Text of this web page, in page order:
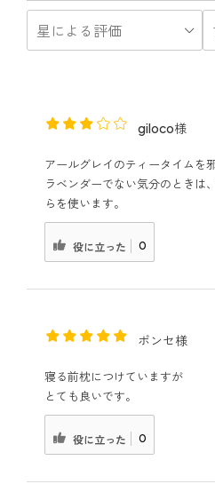
giloco様
アールグレイのティータイムを
ラベンダーでない気分のときは
らを使います。
役に立った 0
ポンセ様
寝る前枕につけていますが
とても良いです。
役に立った 0